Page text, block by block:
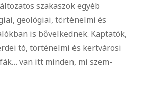
szakaszok egyéb
geológiai, történelmi és
is bővelkednek. Kaptatók,
tó, történelmi és kertvárosi
van itt minden, mi szem-